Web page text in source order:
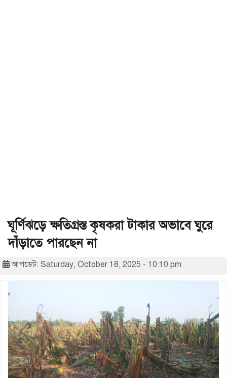
ঘূর্ণিঝড়ে ক্ষতিগ্রস্ত কৃষকরা টাকার অভাবে ঘুরে
দাঁড়াতে পারছেন না
আপডেট: Saturday, October 18, 2025 - 10:10 pm